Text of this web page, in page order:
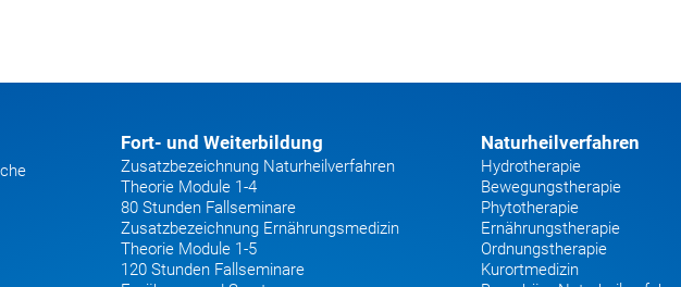
Fort- und Weiterbildung
Zusatzbezeichnung Naturheilverfahren
Theorie Module 1-4
80 Stunden Fallseminare
Zusatzbezeichnung Ernährungsmedizin
Theorie Module 1-5
120 Stunden Fallseminare
Naturheilverfahren
Hydrotherapie
Bewegungstherapie
Phytotherapie
Ernährungstherapie
Ordnungstherapie
Kurortmedizin